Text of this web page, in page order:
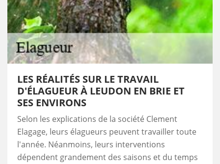
LES RÉALITÉS SUR LE TRAVAIL
D'ÉLAGUEUR À LEUDON EN BRIE ET
SES ENVIRONS
Selon les explications de la société Clement
Elagage, leurs élagueurs peuvent travailler toute
l'année. Néanmoins, leurs interventions
dépendent grandement des saisons et du temps